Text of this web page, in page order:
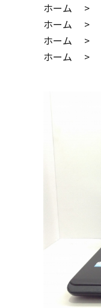
ホーム
>
ホーム
>
ホーム
>
ホーム
>